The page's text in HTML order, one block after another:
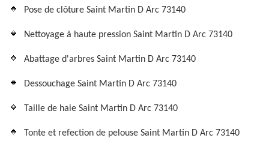
Pose de clôture Saint Martin D Arc 73140
Nettoyage à haute pression Saint Martin D Arc 73140
Abattage d'arbres Saint Martin D Arc 73140
Dessouchage Saint Martin D Arc 73140
Taille de haie Saint Martin D Arc 73140
Tonte et refection de pelouse Saint Martin D Arc 73140